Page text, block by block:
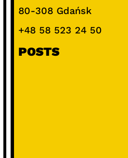
80-308 Gdańsk
+48 58 523 24 50
POSTS